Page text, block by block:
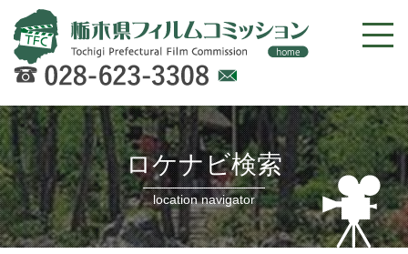
での
お問
い合
わせ
ロケナビ検索
location navigator